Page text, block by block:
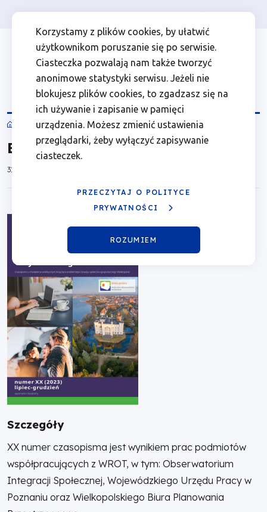
Korzystamy z plików cookies, by ułatwić
użytkownikom poruszanie się po serwisie.
Ciasteczka pozwalają nam także tworzyć
anonimowe statystyki serwisu. Jeżeli nie
blokujesz plików cookies, to zgadzasz się na
ich używanie i zapisanie w pamięci
urządzenia. Możesz zmienić ustawienia
przeglądarki, żeby wyłączyć zapisywanie
ciasteczek.
PRZECZYTAJ O POLITYCE
PRYWATNOŚCI
ROZUMIEM
Biuletyn
WROT
Fundusze
Europejskie
Wielkopolski
Przejdź
głównej
nawigacji
Przejdź
wyszukiwarki
Przejdź
zawartości
strony
Przejdź
stopki
Menu
Header
Top
Osoba prywatna Firma
Menu
top
left
Ścieżka
nawigacyjna
WROT
Biuletyn XX WROT
31.12.2023
Szczegóły
XX numer czasopisma jest wynikiem prac podmiotów
współpracujących z WROT, w tym: Obserwatorium
Integracji Społecznej, Wojewódzkiego Urzędu Pracy w
Poznaniu oraz Wielkopolskiego Biura Planowania